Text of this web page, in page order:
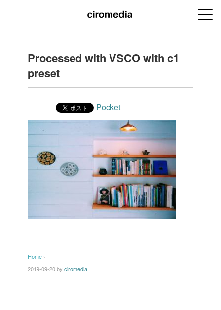
Processed with VSCO with c1
preset
Pocket
Home ›
2019-09-20by ciromedia